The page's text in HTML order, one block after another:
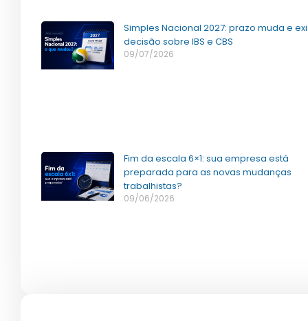
Simples Nacional 2027: prazo muda e
decisão sobre IBS e CBS
09/07/2026
Fim da escala 6×1: sua empresa está
preparada para as novas mudanças
trabalhistas?
09/06/2026